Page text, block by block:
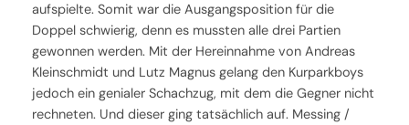
aufspielte. Somit war die Ausgangsposition für die
Doppel schwierig, denn es mussten alle drei Partien
gewonnen werden. Mit der Hereinnahme von Andreas
Kleinschmidt und Lutz Magnus gelang den Kurparkboys
jedoch ein genialer Schachzug, mit dem die Gegner nicht
rechneten. Und dieser ging tatsächlich auf. Messing /